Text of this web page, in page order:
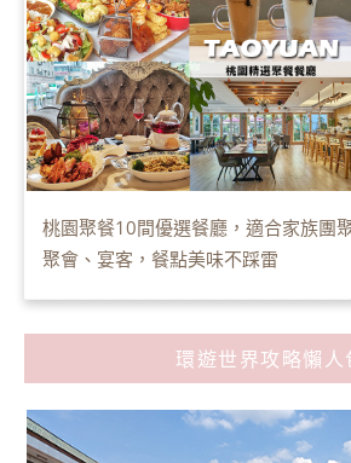
桃園聚餐10間優選餐廳，適合家族團
聚會、宴客，餐點美味不踩雷
環遊世界攻略懶人